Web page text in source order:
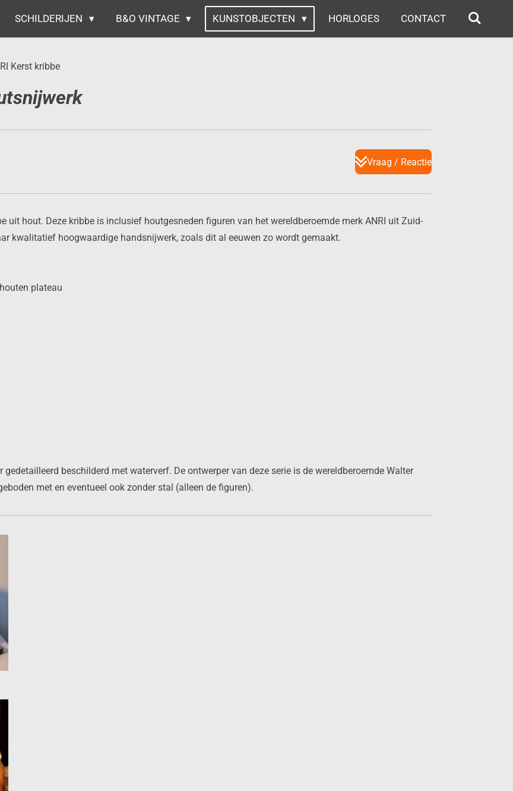
SCHILDERIJEN B&O VINTAGE KUNSTOBJECTEN HORLOGES CONTACT
Kerst kribbe
Vraag / Reactie
uit hout. Deze kribbe is inclusief houtgesneden figuren van het wereldberoemde merk ANRI uit Zuid-
kwalitatief hoogwaardige handsnijwerk, zoals dit al eeuwen zo wordt gemaakt.
plateau
beschilderd met waterverf. De ontwerper van deze serie is de wereldberoemde Walter
met en eventueel ook zonder stal (alleen de figuren).